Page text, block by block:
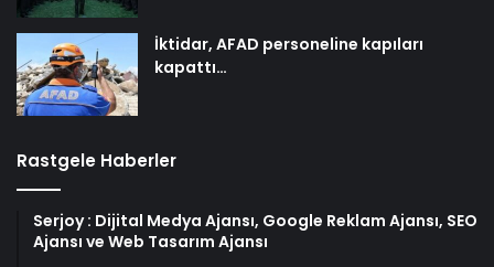
İktidar, AFAD personeline kapıları
kapattı…
Rastgele Haberler
Serjoy : Dijital Medya Ajansı, Google Reklam Ajansı, SEO
Ajansı ve Web Tasarım Ajansı